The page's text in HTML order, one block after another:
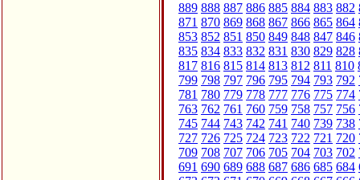
889 888 887 886 885 884 883 882
871 870 869 868 867 866 865 864
853 852 851 850 849 848 847 846
835 834 833 832 831 830 829 828
817 816 815 814 813 812 811 810
799 798 797 796 795 794 793 792
781 780 779 778 777 776 775 774
763 762 761 760 759 758 757 756
745 744 743 742 741 740 739 738
727 726 725 724 723 722 721 720
709 708 707 706 705 704 703 702
691 690 689 688 687 686 685 684